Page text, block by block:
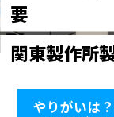
要
関東製作所
やりがいは？